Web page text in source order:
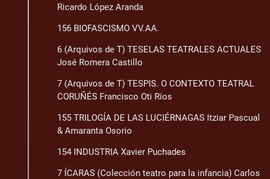
Ricardo López Aranda
156 BIOFASCISMO VV.AA.
6 (Arquivos de T) TESELAS TEATRALES ACTUALES
José Romera Castillo
7 (Arquivos de T) TESPIS. O CONTEXTO TEATRAL
CORUÑÉS Francisco Oti Ríos
155 TRILOGÍA DE LAS LUCIÉRNAGAS Itziar Pascual
& Amaranta Osorio
154 INDUSTRIA Xavier Puchades
7 ÍCARAS (Colección teatro para la infancia) Carlos